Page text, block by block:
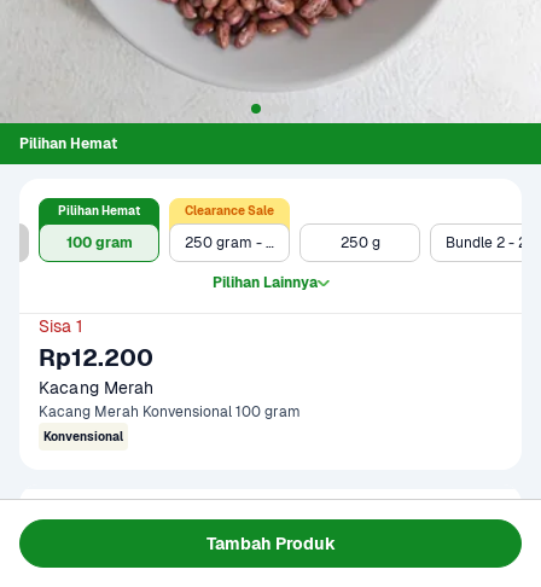
Tambah Produk
Pilihan Hemat
100 gram
Pilihan Hemat
250 gram - Clearance Sale
Clearance Sale
250 g
Pilihan Lainnya
Sisa 1
Rp12.200
Kacang Merah
Kacang Merah Konvensional 100 gram
Konvensional
Gagal memuat data
Coba Lagi